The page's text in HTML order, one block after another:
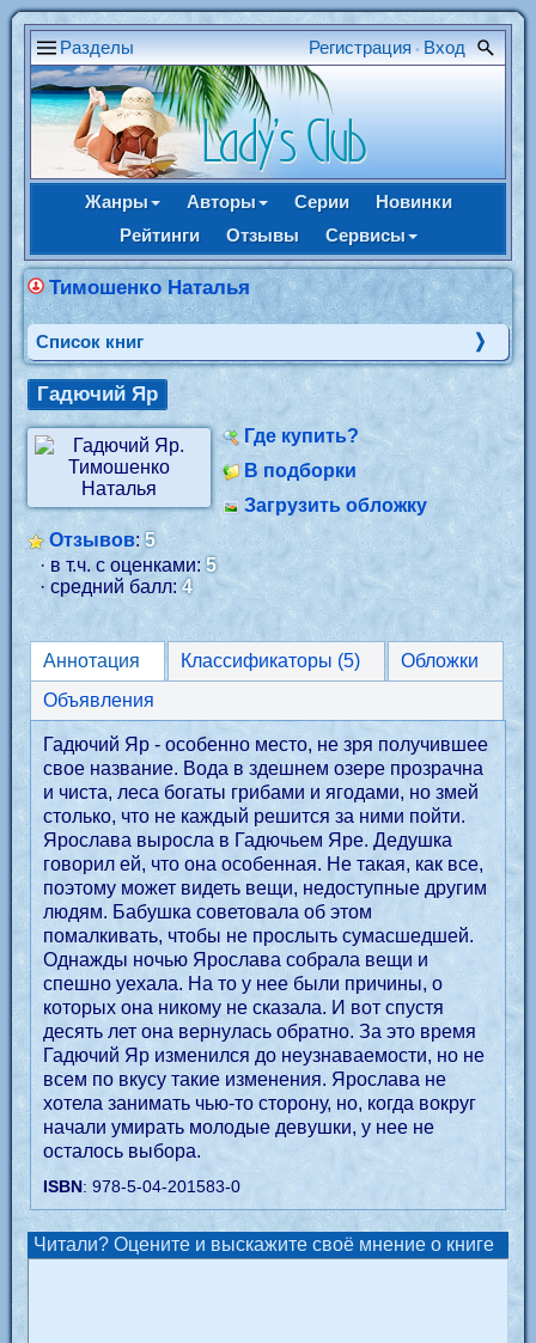
Разделы Регистрация • Вход
Жанры Авторы Серии
Новинки
Рейтинги
Отзывы Сервисы
Тимошенко Наталья
Cписок книг
Гадючий Яр
Где купить?
В подборки
Загрузить обложку
Отзывов:5
· в т.ч. с оценками: 5
· средний балл:4
Аннотация Классификаторы (5)
Обложки
Объявления
Гадючий Яр - особенно место, не зря получившее
свое название. Вода в здешнем озере прозрачна
и чиста, леса богаты грибами и ягодами, но змей
столько, что не каждый решится за ними пойти.
Ярослава выросла в Гадючьем Яре. Дедушка
говорил ей, что она особенная. Не такая, как все,
поэтому может видеть вещи, недоступные другим
людям. Бабушка советовала об этом
помалкивать, чтобы не прослыть сумасшедшей.
Однажды ночью Ярослава собрала вещи и
спешно уехала. На то у нее были причины, о
которых она никому не сказала. И вот спустя
десять лет она вернулась обратно. За это время
Гадючий Яр изменился до неузнаваемости, но не
всем по вкусу такие изменения. Ярослава не
хотела занимать чью-то сторону, но, когда вокруг
начали умирать молодые девушки, у нее не
осталось выбора.
ISBN: 978-5-04-201583-0
Читали? Оцените и выскажите своё мнение о книге